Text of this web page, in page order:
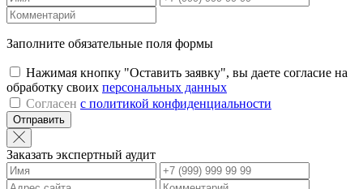
Заполните обязательные поля формы
Нажимая кнопку "Оставить заявку", вы даете согласие на
обработку своих персональных данных
Согласен с политикой конфиденциальности
Отправить
Заказать экспертный аудит